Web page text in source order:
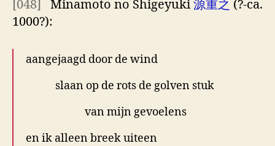
[048] Minamoto no Shigeyuki源重之 (?-ca.
1000?):
aangejaagd door de wind
slaan op de rots de golven stuk
van mijn gevoelens
en ik alleen breek uiteen